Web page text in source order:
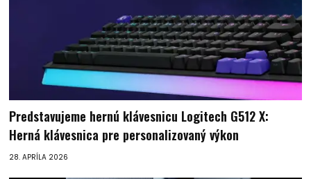
Predstavujeme hernú klávesnicu Logitech G512 X:
Herná klávesnica pre personalizovaný výkon
28. APRÍLA 2026